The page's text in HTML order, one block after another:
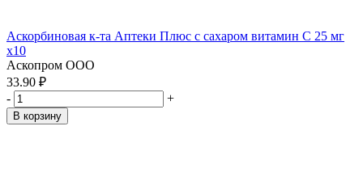
Аскорбиновая к-та Аптеки Плюс с сахаром витамин С 25 мг
x10
Аскопром ООО
33.90 ₽
-
+
В корзину